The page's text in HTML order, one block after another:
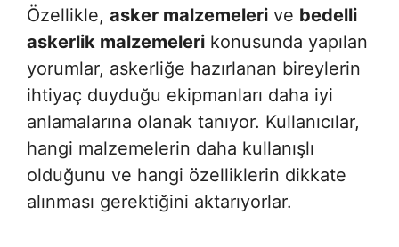
Özellikle, asker malzemeleri ve bedelli
askerlik malzemeleri konusunda yapılan
yorumlar, askerliğe hazırlanan bireylerin
ihtiyaç duyduğu ekipmanları daha iyi
anlamalarına olanak tanıyor. Kullanıcılar,
hangi malzemelerin daha kullanışlı
olduğunu ve hangi özelliklerin dikkate
alınması gerektiğini aktarıyorlar.